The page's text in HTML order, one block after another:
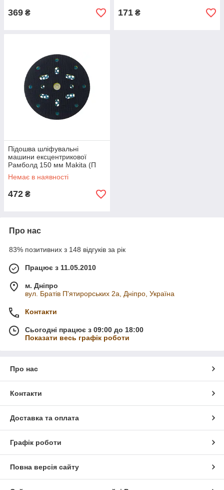
369 ₴ 171 ₴
Підошва шліфувальні
машини ексцентрикової
Рамболд 150 мм Makita (П
MK 150)
Немає в наявності
472 ₴
Про нас
83% позитивних з 148 відгуків за рік
Працює з 11.05.2010
м. Дніпро
вул. Братів П'ятирорських 2а, Дніпро, Україна
Контакти
Сьогодні працює з 09:00 до 18:00
Показати весь графік роботи
Про нас
Контакти
Доставка та оплата
Графік роботи
Повна версія сайту